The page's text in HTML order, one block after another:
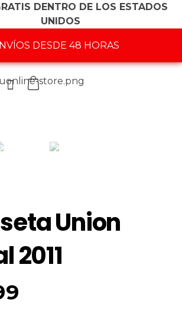
DENTRO DE LOS ESTADOS
UNIDOS
DESDE 48 HORAS
Union
2011